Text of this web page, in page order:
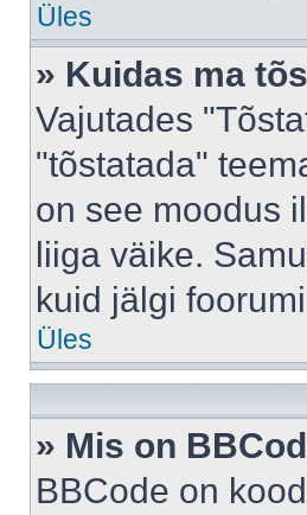
Üles
» Kuidas ma
Vajutades
"tõstatada"
on see moodus
liiga väike.
kuid jälgi
Üles
» Mis on
BBCode on